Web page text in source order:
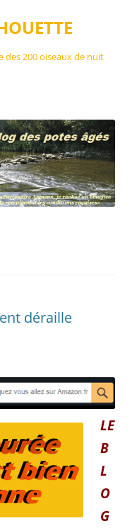
des 200 oiseaux de nuit
déraille
LE
B
L
O
G